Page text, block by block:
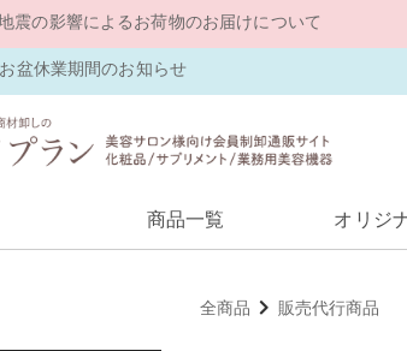
震の影響によるお荷物のお届けについて
盆休業期間のお知らせ
商品一覧 オリジ
全商品 販売代行商品